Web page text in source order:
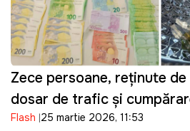
Zece persoane, reținute
dosar de trafic și
domeniul transportului
Flash 25 martie 2026, 11:53